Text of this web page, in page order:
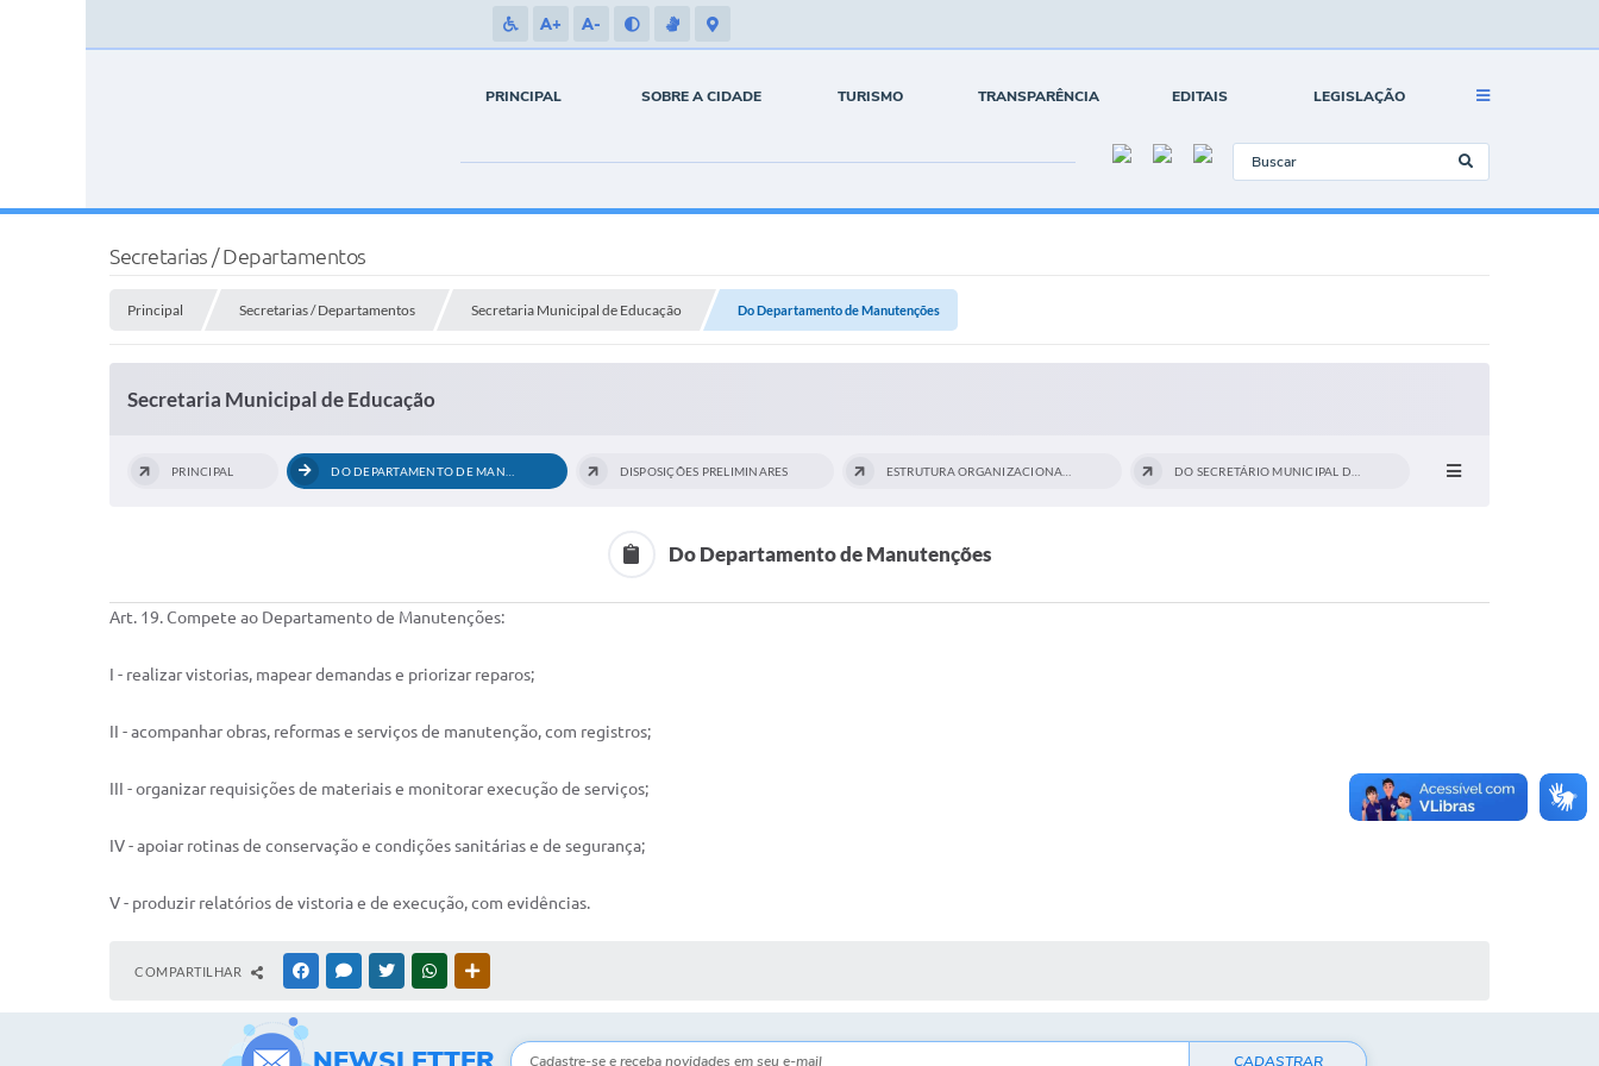
A+ A-
PRINCIPAL SOBRE A CIDADE TURISMO TRANSPARÊNCIA EDITAIS LEGISLAÇÃO
Secretarias / Departamentos
Principal Secretarias / Departamentos Secretaria Municipal de Educação Do Departamento de Manutenções
Secretaria Municipal de Educação
PRINCIPAL DISPOSIÇÕES PRELIMINARES
Do Departamento de Manutenções
Art. 19. Compete ao Departamento de Manutenções:
I - realizar vistorias, mapear demandas e priorizar reparos;
II - acompanhar obras, reformas e serviços de manutenção, com registros;
III - organizar requisições de materiais e monitorar execução de serviços;
IV - apoiar rotinas de conservação e condições sanitárias e de segurança;
V - produzir relatórios de vistoria e de execução, com evidências.
COMPARTILHAR FACEBOOKMESSENGER
TWITTERWHATSAPP
CADASTRAR